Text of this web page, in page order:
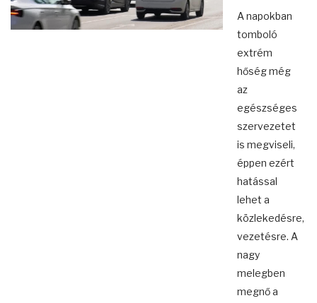
A napokban
tomboló
extrém
hőség még
az
egészséges
szervezetet
is megviseli,
éppen ezért
hatással
lehet a
közlekedésre,
vezetésre. A
nagy
melegben
megnő a